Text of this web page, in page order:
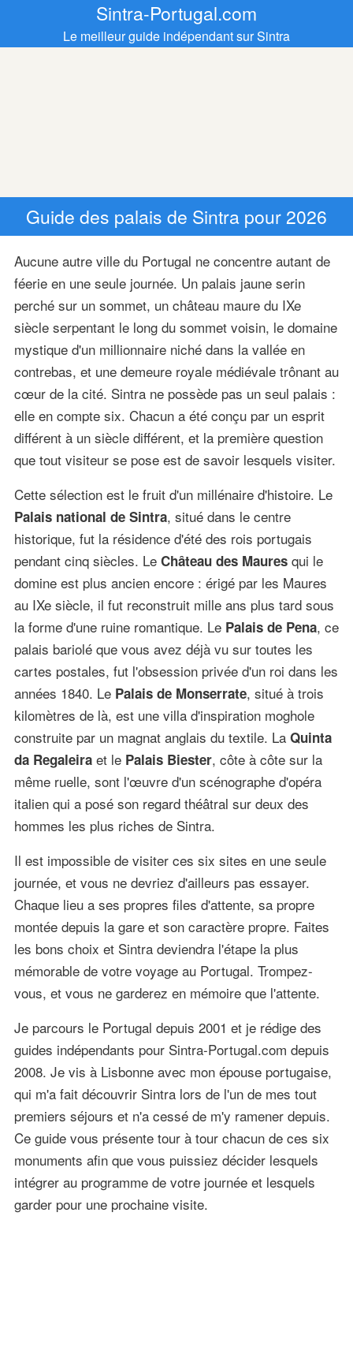
Sintra-Portugal.com
Le meilleur guide indépendant sur Sintra
Guide des palais de Sintra pour 2026
Aucune autre ville du Portugal ne concentre autant de
féerie en une seule journée. Un palais jaune serin
perché sur un sommet, un château maure du IXe
siècle serpentant le long du sommet voisin, le domaine
mystique d'un millionnaire niché dans la vallée en
contrebas, et une demeure royale médiévale trônant au
cœur de la cité. Sintra ne possède pas un seul palais :
elle en compte six. Chacun a été conçu par un esprit
différent à un siècle différent, et la première question
que tout visiteur se pose est de savoir lesquels visiter.
Cette sélection est le fruit d'un millénaire d'histoire. Le
Palais national de Sintra, situé dans le centre
historique, fut la résidence d'été des rois portugais
pendant cinq siècles. Le Château des Mauresqui le
domine est plus ancien encore : érigé par les Maures
au IXe siècle, il fut reconstruit mille ans plus tard sous
la forme d'une ruine romantique. Le Palais de Pena, ce
palais bariolé que vous avez déjà vu sur toutes les
cartes postales, fut l'obsession privée d'un roi dans les
années 1840. Le Palais de Monserrate, situé à trois
kilomètres de là, est une villa d'inspiration moghole
construite par un magnat anglais du textile. La Quinta
da Regaleiraet le Palais Biester, côte à côte sur la
même ruelle, sont l'œuvre d'un scénographe d'opéra
italien qui a posé son regard théâtral sur deux des
hommes les plus riches de Sintra.
Il est impossible de visiter ces six sites en une seule
journée, et vous ne devriez d'ailleurs pas essayer.
Chaque lieu a ses propres files d'attente, sa propre
montée depuis la gare et son caractère propre. Faites
les bons choix et Sintra deviendra l'étape la plus
mémorable de votre voyage au Portugal. Trompez-
vous, et vous ne garderez en mémoire que l'attente.
Je parcours le Portugal depuis 2001 et je rédige des
guides indépendants pour Sintra-Portugal.com depuis
2008. Je vis à Lisbonne avec mon épouse portugaise,
qui m'a fait découvrir Sintra lors de l'un de mes tout
premiers séjours et n'a cessé de m'y ramener depuis.
Ce guide vous présente tour à tour chacun de ces six
monuments afin que vous puissiez décider lesquels
intégrer au programme de votre journée et lesquels
garder pour une prochaine visite.